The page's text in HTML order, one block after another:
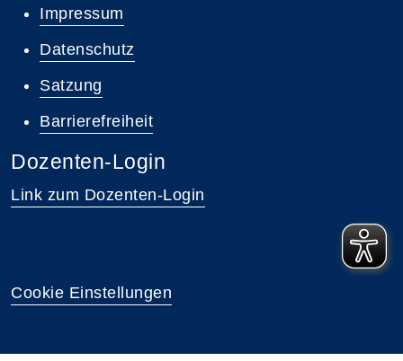
Impressum
Datenschutz
Satzung
Barrierefreiheit
Dozenten-Login
Link zum Dozenten-Login
Cookie Einstellungen